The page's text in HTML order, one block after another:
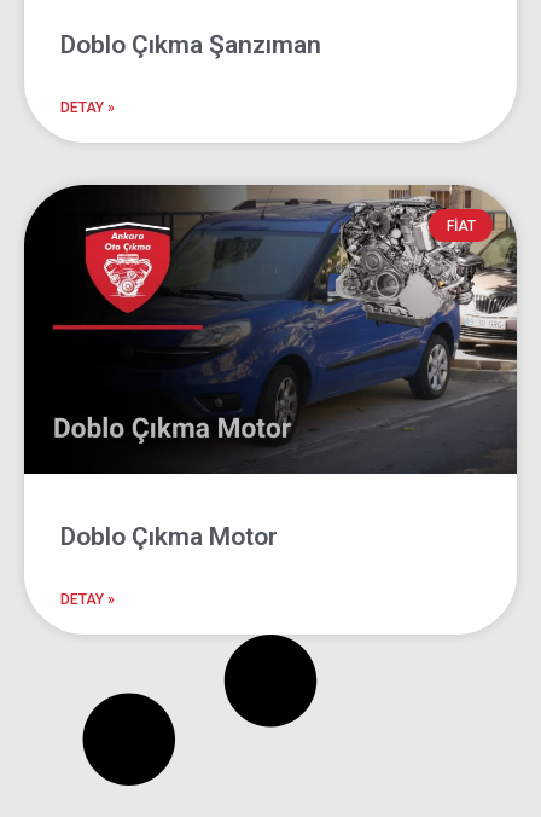
Doblo Çıkma Şanzıman
DETAY »
FIAT
Doblo Çıkma Motor
DETAY »